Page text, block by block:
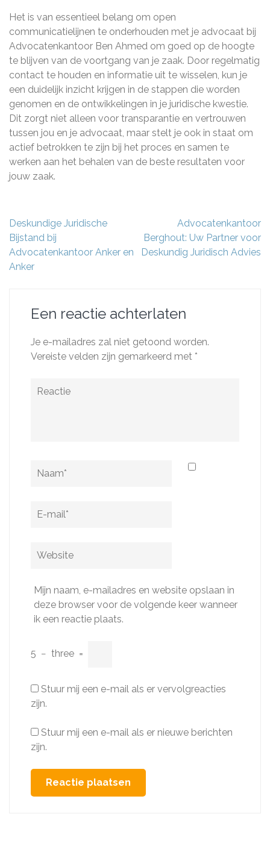
Het is van essentieel belang om open
communicatielijnen te onderhouden met je advocaat bij
Advocatenkantoor Ben Ahmed om goed op de hoogte
te blijven van de voortgang van je zaak. Door regelmatig
contact te houden en informatie uit te wisselen, kun je
een duidelijk inzicht krijgen in de stappen die worden
genomen en de ontwikkelingen in je juridische kwestie.
Dit zorgt niet alleen voor transparantie en vertrouwen
tussen jou en je advocaat, maar stelt je ook in staat om
actief betrokken te zijn bij het proces en samen te
werken aan het behalen van de beste resultaten voor
jouw zaak.
Berichtnavigatie
Deskundige Juridische
Bijstand bij
Advocatenkantoor Anker en
Anker
Advocatenkantoor
Berghout: Uw Partner voor
Deskundig Juridisch Advies
Een reactie achterlaten
Je e-mailadres zal niet getoond worden.
Vereiste velden zijn gemarkeerd met *
Reactie
Naam
E-
Website
Mijn naam, e-mailadres en website opslaan in
deze browser voor de volgende keer wanneer
ik een reactie plaats.
5 − three =
Stuur mij een e-mail als er vervolgreacties
zijn.
Stuur mij een e-mail als er nieuwe berichten
zijn.